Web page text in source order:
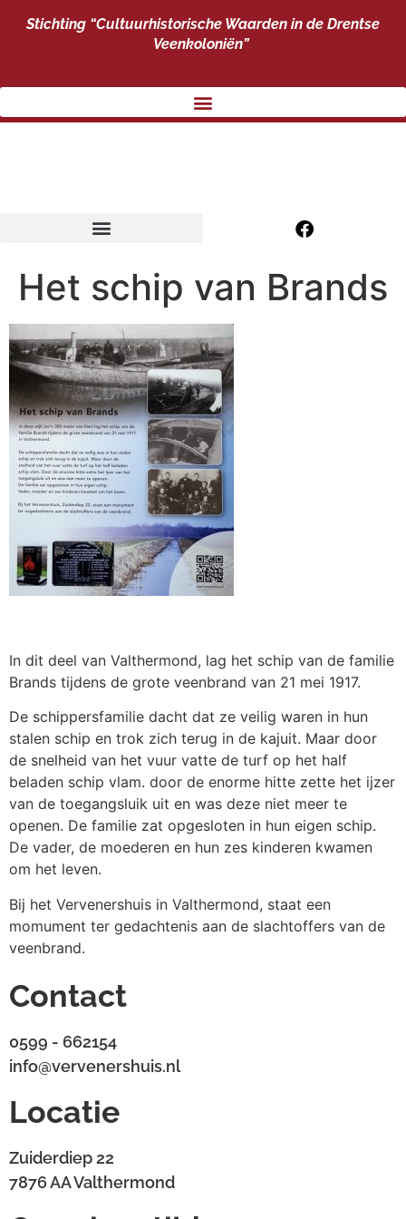
Stichting “Cultuurhistorische Waarden in de Drentse
Veenkoloniën”
Het schip van Brands
In dit deel van Valthermond, lag het schip van de familie
Brands tijdens de grote veenbrand van 21 mei 1917.
De schippersfamilie dacht dat ze veilig waren in hun
stalen schip en trok zich terug in de kajuit. Maar door
de snelheid van het vuur vatte de turf op het half
beladen schip vlam. door de enorme hitte zette het ijzer
van de toegangsluik uit en was deze niet meer te
openen. De familie zat opgesloten in hun eigen schip.
De vader, de moederen en hun zes kinderen kwamen
om het leven.
Bij het Vervenershuis in Valthermond, staat een
momument ter gedachtenis aan de slachtoffers van de
veenbrand.
Contact
0599 - 662154
info@vervenershuis.nl
Locatie
Zuiderdiep 22
7876 AA Valthermond